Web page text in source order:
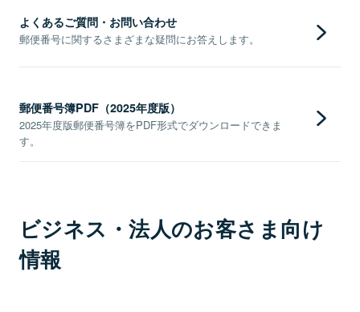
よくあるご質問・お問い合わせ
郵便番号に関するさまざまな疑問にお答えします。
郵便番号簿PDF（2025年度版）
2025年度版郵便番号簿をPDF形式でダウンロードできま
す。
ビジネス・法人のお客さま向け
情報